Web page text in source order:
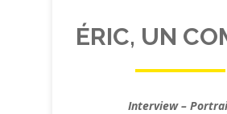
ÉRIC, UN
Interview –